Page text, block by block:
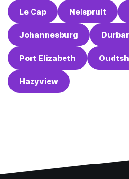
Le Cap Nelspruit
Johannesburg
Port Elizabeth
Hazyview